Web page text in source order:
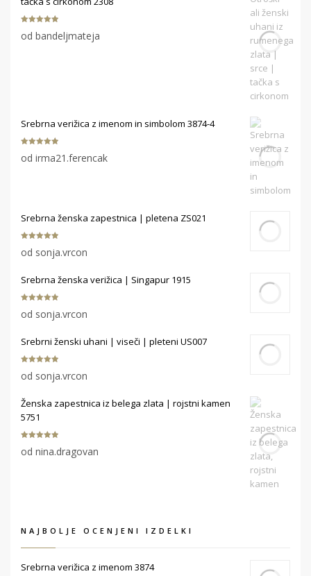
od 5
od bandeljmateja
Srebrna verižica z imenom in simbolom 3874-4
od 5
od irma21.ferencak
Srebrna ženska zapestnica | pletena ZS021
od 5
od sonja.vrcon
Srebrna ženska verižica | Singapur 1915
od 5
od sonja.vrcon
Srebrni ženski uhani | viseči | pleteni US007
od 5
od sonja.vrcon
Ženska zapestnica iz belega zlata | rojstni kamen
5751
od 5
od nina.dragovan
NAJBOLJE OCENJENI IZDELKI
Srebrna verižica z imenom 3874